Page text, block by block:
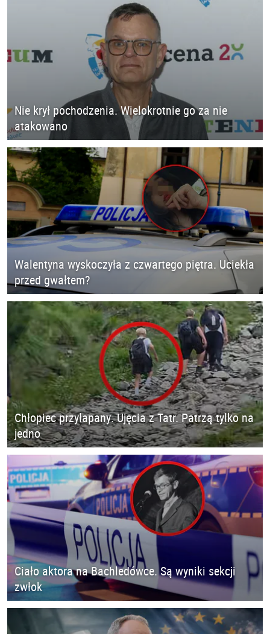
Nie krył pochodzenia. Wielokrotnie go za nie
atakowano
Walentyna wyskoczyła z czwartego piętra. Uciekła
przed gwałtem?
Chłopiec przyłapany. Ujęcia z Tatr. Patrzą tylko na
jedno
Ciało aktora na Bachledówce. Są wyniki sekcji
zwłok